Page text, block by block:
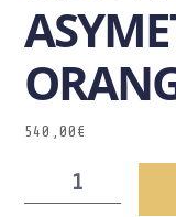
540,00 €